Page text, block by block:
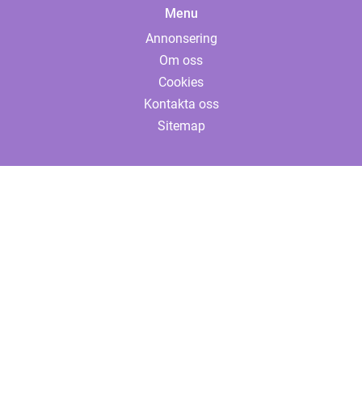
Menu
Annonsering
Om oss
Cookies
Kontakta oss
Sitemap